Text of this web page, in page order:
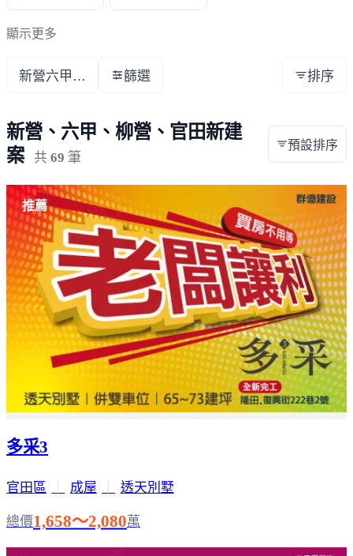
顯示更多
新營六甲柳營官田篩選 排序
新營、六甲、柳營、官田新建
案
共 69 筆
預設排序
載入失敗，請重新整理
推薦
多采3
官田區 成屋 透天別墅
總價1,658～2,080萬